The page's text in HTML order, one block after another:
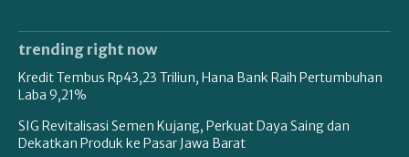
trending right now
Kredit Tembus Rp43,23 Triliun, Hana Bank Raih Pertumbuhan
Laba 9,21%
SIG Revitalisasi Semen Kujang, Perkuat Daya Saing dan
Dekatkan Produk ke Pasar Jawa Barat